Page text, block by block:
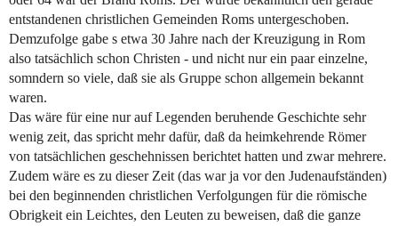
entstandenen christlichen Gemeinden Roms untergeschoben.
Demzufolge gabe s etwa 30 Jahre nach der Kreuzigung in Rom
also tatsächlich schon Christen - und nicht nur ein paar einzelne,
somndern so viele, daß sie als Gruppe schon allgemein bekannt
waren.
Das wäre für eine nur auf Legenden beruhende Geschichte sehr
wenig zeit, das spricht mehr dafür, daß da heimkehrende Römer
von tatsächlichen geschehnissen berichtet hatten und zwar mehrere.
Zudem wäre es zu dieser Zeit (das war ja vor den Judenaufständen)
bei den beginnenden christlichen Verfolgungen für die römische
Obrigkeit ein Leichtes, den Leuten zu beweisen, daß die ganze